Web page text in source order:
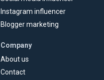
Instagram influencer
Blogger marketing
Company
About us
Contact